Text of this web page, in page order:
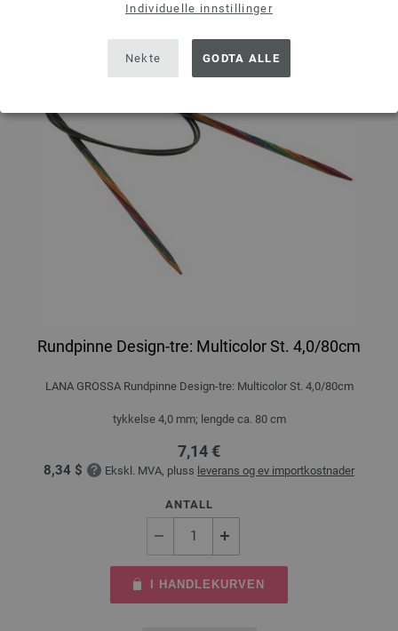
Individuelle innstillinger
Nekte GODTA ALLE
Rundpinne Design-tre: Multicolor St. 4,0/80cm
LANA GROSSA Rundpinne Design-tre: Multicolor St. 4,0/80cm
tykkelse 4,0 mm; lengde ca. 80 cm
7,14 €
8,34 $ Ekskl. MVA, pluss leverans og ev importkostnader
ANTALL
I HANDLEKURVEN